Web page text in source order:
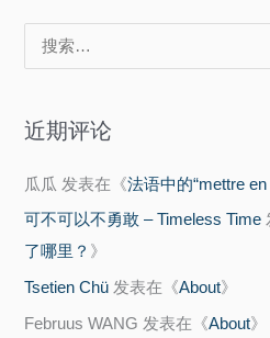
索
近期评论
瓜瓜 发表在《法语中的“mettre
可不可以不勇敢 – Timeless Time
了哪里？ 》
Tsetien Chü 发表在《About》
Februus WANG 发表在《About》